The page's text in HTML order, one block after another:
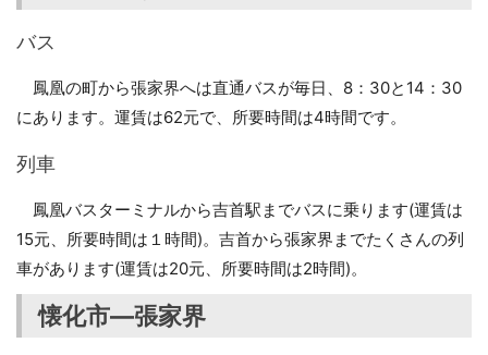
バス
鳳凰の町から張家界へは直通バスが毎日、8：30と14：30
にあります。運賃は62元で、所要時間は4時間です。
列車
鳳凰バスターミナルから吉首駅までバスに乗ります(運賃は
15元、所要時間は１時間)。吉首から張家界までたくさんの列
車があります(運賃は20元、所要時間は2時間)。
懐化市―張家界